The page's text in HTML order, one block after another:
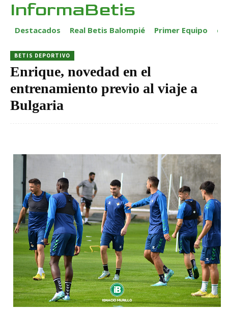
InformaBetis
Destacados Real Betis Balompié Primer Equipo
BETIS DEPORTIVO
Enrique, novedad en el
entrenamiento previo al viaje a
Bulgaria